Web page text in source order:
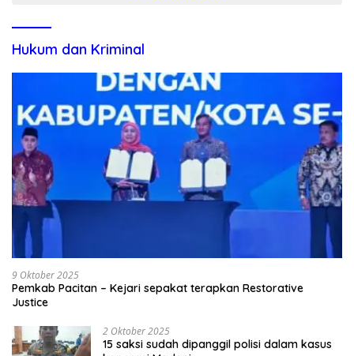
Hukum dan Kriminal
9 Oktober 2025
Pemkab Pacitan – Kejari sepakat terapkan Restorative
Justice
2 Oktober 2025
15 saksi sudah dipanggil polisi dalam kasus